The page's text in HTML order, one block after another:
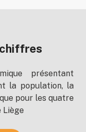
présentant
la population, la
pour les quatre
Liège